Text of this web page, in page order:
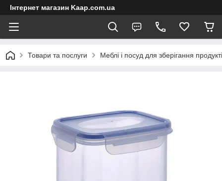
Інтернет магазин Kaap.com.ua
Товари та послуги Меблі і посуд для зберігання